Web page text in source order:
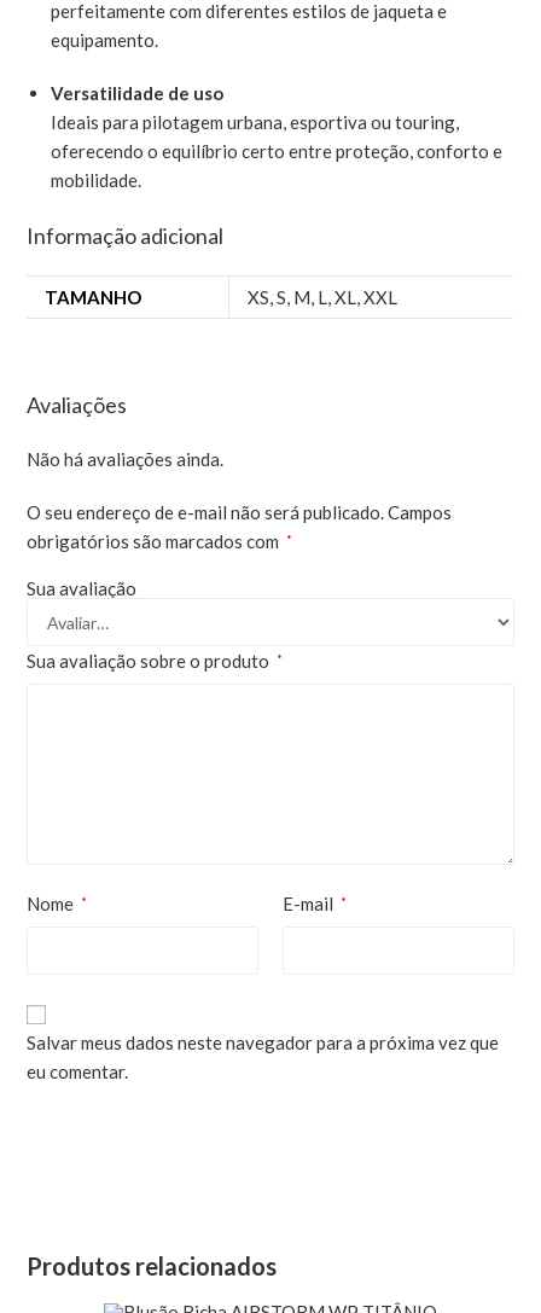
perfeitamente com diferentes estilos de jaqueta e
equipamento.
Versatilidade de uso
Ideais para pilotagem urbana, esportiva ou touring,
oferecendo o equilíbrio certo entre proteção, conforto e
mobilidade.
Informação adicional
TAMANHO XS,S, M, L,XL,XXL
Avaliações
Não há avaliações ainda.
O seu endereço de e-mail não será publicado.Campos
obrigatórios são marcados com
*
Sua avaliação
Sua avaliação sobre o produto *
Nome * E-mail *
Salvar meus dados neste navegador para a próxima vez que
eu comentar.
Produtos relacionados